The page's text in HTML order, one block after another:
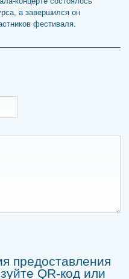
а завершился он
фестиваля.
предоставления
QR-код или